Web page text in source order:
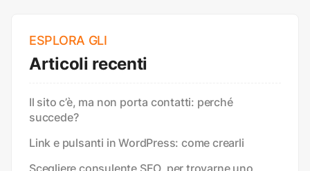
ESPLORA GLI
Articoli recenti
Il sito c’è, ma non porta contatti: perché
succede?
Link e pulsanti in WordPress: come crearli